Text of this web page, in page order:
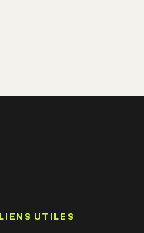
LIENS UTILES